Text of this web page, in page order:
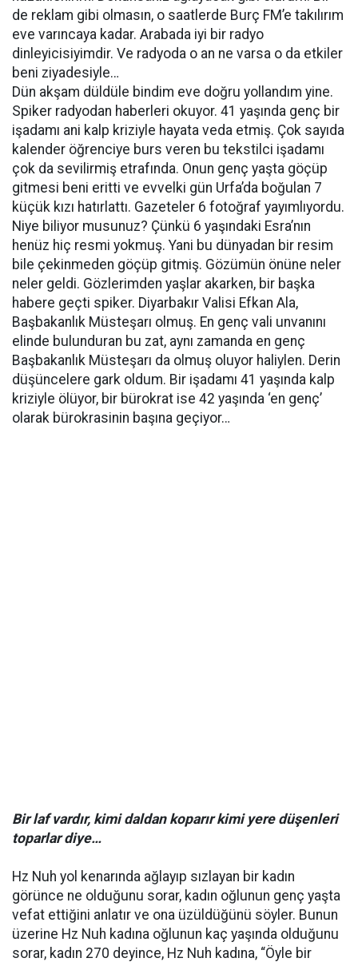
de reklam gibi olmasın, o saatlerde Burç FM’e takılırım
eve varıncaya kadar. Arabada iyi bir radyo
dinleyicisiyimdir. Ve radyoda o an ne varsa o da etkiler
beni ziyadesiyle…
Dün akşam düldüle bindim eve doğru yollandım yine.
Spiker radyodan haberleri okuyor. 41 yaşında genç bir
işadamı ani kalp kriziyle hayata veda etmiş. Çok sayıda
kalender öğrenciye burs veren bu tekstilci işadamı
çok da sevilirmiş etrafında. Onun genç yaşta göçüp
gitmesi beni eritti ve evvelki gün Urfa’da boğulan 7
küçük kızı hatırlattı. Gazeteler 6 fotoğraf yayımlıyordu.
Niye biliyor musunuz? Çünkü 6 yaşındaki Esra’nın
henüz hiç resmi yokmuş. Yani bu dünyadan bir resim
bile çekinmeden göçüp gitmiş. Gözümün önüne neler
neler geldi. Gözlerimden yaşlar akarken, bir başka
habere geçti spiker. Diyarbakır Valisi Efkan Ala,
Başbakanlık Müsteşarı olmuş. En genç vali unvanını
elinde bulunduran bu zat, aynı zamanda en genç
Başbakanlık Müsteşarı da olmuş oluyor haliylen. Derin
düşüncelere gark oldum. Bir işadamı 41 yaşında kalp
kriziyle ölüyor, bir bürokrat ise 42 yaşında ‘en genç’
olarak bürokrasinin başına geçiyor…
Bir laf vardır, kimi daldan koparır kimi yere düşenleri
toparlar diye…
Hz Nuh yol kenarında ağlayıp sızlayan bir kadın
görünce ne olduğunu sorar, kadın oğlunun genç yaşta
vefat ettiğini anlatır ve ona üzüldüğünü söyler. Bunun
üzerine Hz Nuh kadına oğlunun kaç yaşında olduğunu
sorar, kadın 270 deyince, Hz Nuh kadına, “Öyle bir